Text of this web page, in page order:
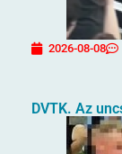
2026-08-08
DVTK. Az